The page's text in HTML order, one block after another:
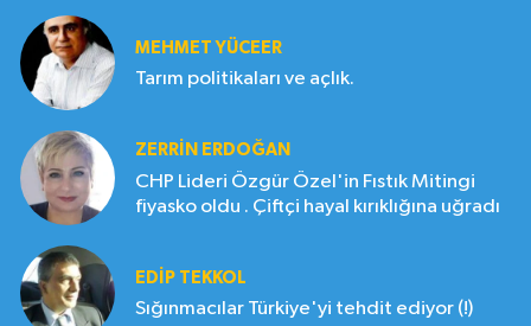
MEHMET YÜCEER
Tarım politikaları ve açlık.
ZERRIN ERDOĞAN
CHP Lideri Özgür Özel'in Fıstık Mitingi
fiyasko oldu . Çiftçi hayal kırıklığına uğradı
EDIP TEKKOL
Sığınmacılar Türkiye'yi tehdit ediyor (!)